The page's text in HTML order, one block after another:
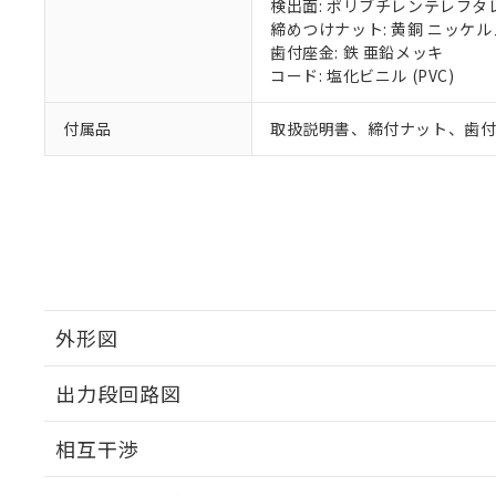
検出面: ポリブチレンテレフタ
締めつけナット: 黄銅 ニッケル
歯付座金: 鉄 亜鉛メッキ
コード: 塩化ビニル (PVC)
付属品 取扱説明書、締付ナット、歯
外形図
出力段回路図
相互干渉